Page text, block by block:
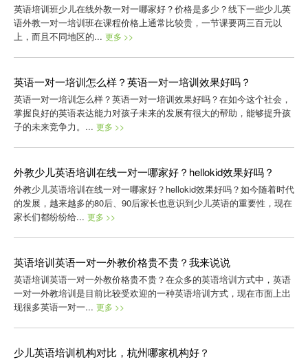
英语培训班少儿在线外教一对一哪家好？价格是多少？线下一些少儿英
语外教一对一培训班在课程价格上通常比较贵，一节课要两三百元以
上，而且不同地区的... 更多 >>
英语一对一培训怎么样？英语一对一培训效果好吗？
英语一对一培训怎么样？英语一对一培训效果好吗？在如今这个社会，
掌握良好的英语表达能力对孩子未来的发展有很大的帮助，能够提升孩
子的未来竞争力。... 更多 >>
外教少儿英语培训在线一对一哪家好？hellokid效果好吗？
外教少儿英语培训在线一对一哪家好？hellokid效果好吗？如今随着时代
的发展，越来越多的80后、90后家长也意识到少儿英语的重要性，现在
家长们都纷纷给... 更多 >>
英语培训英语一对一外教价格贵不贵？我来说说
英语培训英语一对一外教价格贵不贵？在众多的英语培训方式中，英语
一对一外教培训是目前比较受欢迎的一种英语培训方式，现在市面上出
现很多英语一对一... 更多 >>
少儿英语培训机构对比，杭州哪家机构好？